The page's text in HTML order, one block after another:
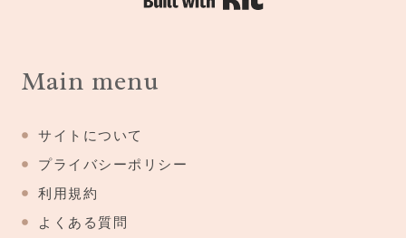
Main menu
サイトについて
プライバシーポリシー
利用規約
よくある質問